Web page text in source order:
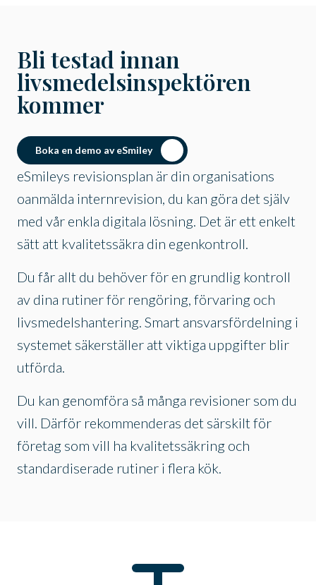
Bli testad innan
livsmedelsinspektören
kommer
Boka en demo av eSmiley
eSmileys revisionsplan är din organisations
oanmälda internrevision, du kan göra det själv
med vår enkla digitala lösning. Det är ett enkelt
sätt att kvalitetssäkra din egenkontroll.
Du får allt du behöver för en grundlig kontroll
av dina rutiner för rengöring, förvaring och
livsmedelshantering. Smart ansvarsfördelning i
systemet säkerställer att viktiga uppgifter blir
utförda.
Du kan genomföra så många revisioner som du
vill. Därför rekommenderas det särskilt för
företag som vill ha kvalitetssäkring och
standardiserade rutiner i flera kök.